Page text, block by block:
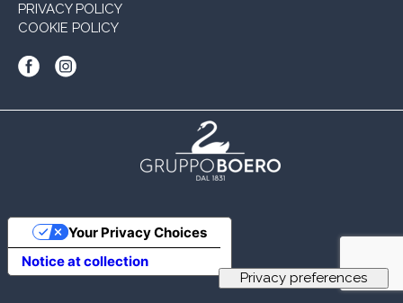
PRIVACY POLICY
COOKIE POLICY
Notice at collection
Your Privacy Choices